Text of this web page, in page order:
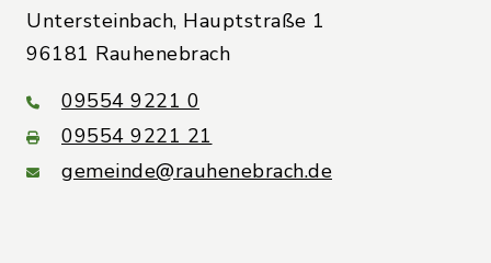
Untersteinbach, Hauptstraße 1
96181 Rauhenebrach
09554 9221 0
09554 9221 21
gemeinde@rauhenebrach.de